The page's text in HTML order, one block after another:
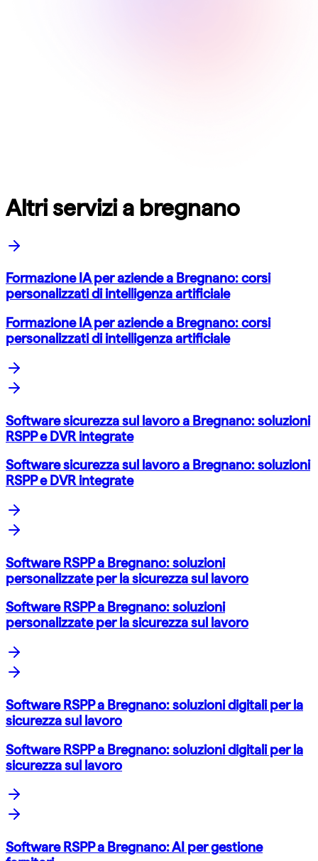
Altri servizi a bregnano
Formazione IA per aziende a Bregnano: corsi
personalizzati di intelligenza artificiale
Formazione IA per aziende a Bregnano: corsi
personalizzati di intelligenza artificiale
Software sicurezza sul lavoro a Bregnano: soluzioni
RSPP e DVR integrate
Software sicurezza sul lavoro a Bregnano: soluzioni
RSPP e DVR integrate
Software RSPP a Bregnano: soluzioni
personalizzate per la sicurezza sul lavoro
Software RSPP a Bregnano: soluzioni
personalizzate per la sicurezza sul lavoro
Software RSPP a Bregnano: soluzioni digitali per la
sicurezza sul lavoro
Software RSPP a Bregnano: soluzioni digitali per la
sicurezza sul lavoro
Software RSPP a Bregnano: AI per gestione